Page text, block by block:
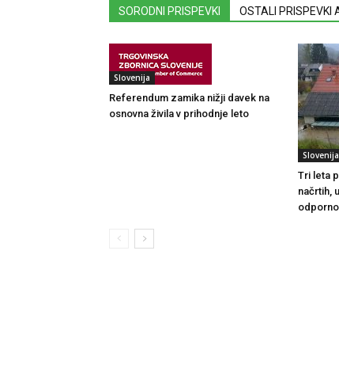
SORODNI PRISPEVKI OSTALI PRISPEVKI
Slovenija
Referendum zamika nižji davek na
osnovna živila v prihodnje leto
Slovenija
Tri leta
načrtih,